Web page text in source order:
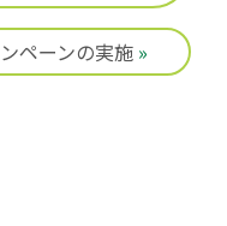
ペーンの実施»